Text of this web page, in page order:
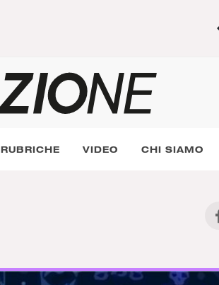
RUBRICHE VIDEO CHI SIAMO